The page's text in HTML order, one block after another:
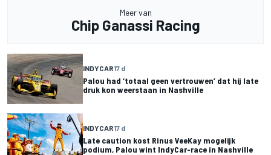
Meer van
Chip Ganassi Racing
INDYCAR17 d
Palou had ‘totaal geen vertrouwen’ dat hij late
druk kon weerstaan in Nashville
INDYCAR17 d
Late caution kost Rinus VeeKay mogelijk
podium, Palou wint IndyCar-race in Nashville